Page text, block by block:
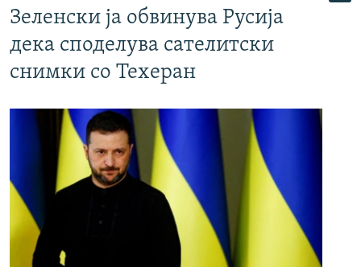
Зеленски ја обвинува Русија
дека споделува сателитски
снимки со Техеран